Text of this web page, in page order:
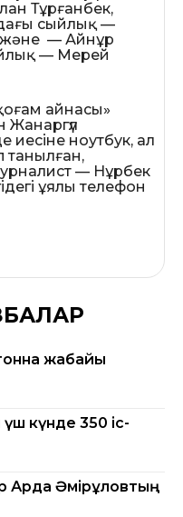
Тұрғанбек,
сыйлық —
және — Айнұр
— ⁠Мерей
айнасы»
Жанаргүл
иесіне ноутбук, ал
танылған,
— Нұрбек
ұялы телефон
жабайы
үш күнде 350 іс-
Әмірқұловтың